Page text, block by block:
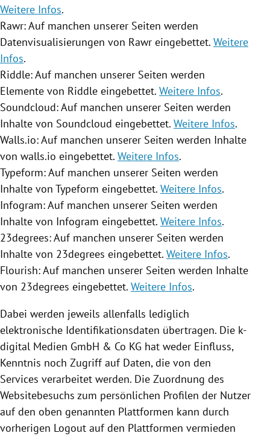
Weitere Infos.
Rawr: Auf manchen unserer Seiten werden
Datenvisualisierungen von Rawr eingebettet. Weitere
Infos.
Riddle: Auf manchen unserer Seiten werden
Elemente von Riddle eingebettet. Weitere Infos.
Soundcloud: Auf manchen unserer Seiten werden
Inhalte von Soundcloud eingebettet. Weitere Infos.
Walls.io: Auf manchen unserer Seiten werden Inhalte
von walls.io eingebettet. Weitere Infos.
Typeform: Auf manchen unserer Seiten werden
Inhalte von Typeform eingebettet. Weitere Infos.
Infogram: Auf manchen unserer Seiten werden
Inhalte von Infogram eingebettet. Weitere Infos.
23degrees: Auf manchen unserer Seiten werden
Inhalte von 23degrees eingebettet. Weitere Infos.
Flourish: Auf manchen unserer Seiten werden Inhalte
von 23degrees eingebettet. Weitere Infos.
Dabei werden jeweils allenfalls lediglich
elektronische Identifikationsdaten übertragen. Die k-
digital Medien GmbH & Co KG hat weder Einfluss,
Kenntnis noch Zugriff auf Daten, die von den
Services verarbeitet werden. Die Zuordnung des
Websitebesuchs zum persönlichen Profilen der Nutzer
auf den oben genannten Plattformen kann durch
vorherigen Logout auf den Plattformen vermieden